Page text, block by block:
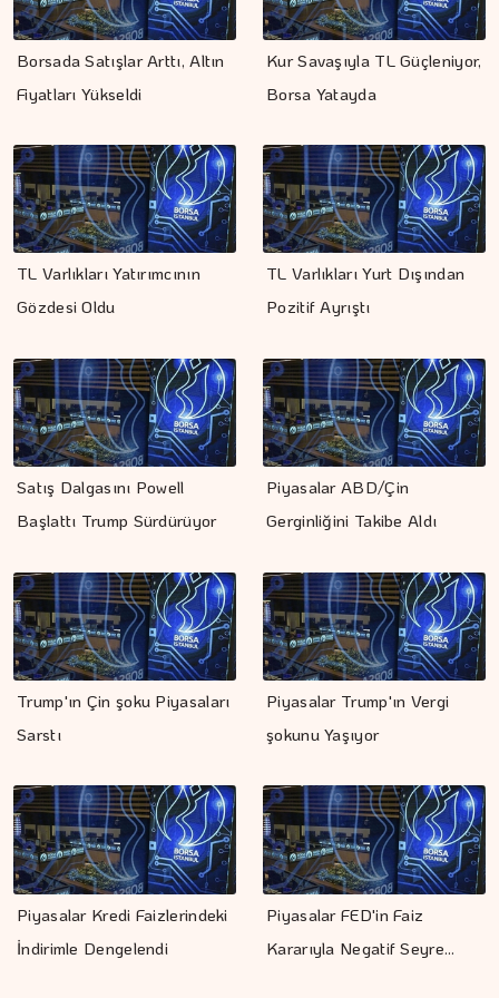
Borsada Satışlar Arttı, Altın
Fiyatları Yükseldi
Kur Savaşıyla TL Güçleniyor,
Borsa Yatayda
TL Varlıkları Yatırımcının
Gözdesi Oldu
TL Varlıkları Yurt Dışından
Pozitif Ayrıştı
Satış Dalgasını Powell
Başlattı Trump Sürdürüyor
Piyasalar ABD/Çin
Gerginliğini Takibe Aldı
Trump'ın Çin şoku Piyasaları
Sarstı
Piyasalar Trump'ın Vergi
şokunu Yaşıyor
Piyasalar Kredi Faizlerindeki
İndirimle Dengelendi
Piyasalar FED'in Faiz
Kararıyla Negatif Seyre…